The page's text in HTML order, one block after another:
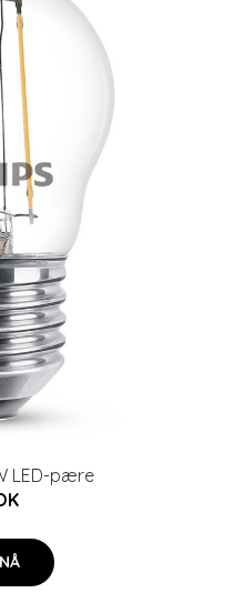
LED-pære